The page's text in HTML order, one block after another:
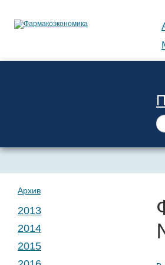
Архив
2013
№ 1. Т. 1
2014
№ 1. Т. 2
2015